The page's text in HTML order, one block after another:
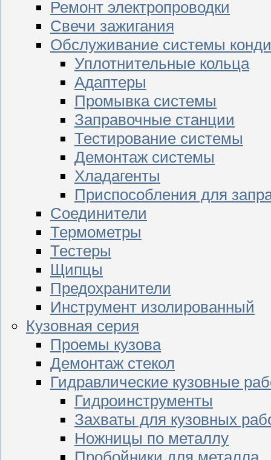
Ремонт электропроводки
Свечи зажигания
Обслуживание системы
Уплотнительные кольца
Адаптеры
Промывка системы
Заправочные станции
Тестирование системы
Демонтаж системы
Хладагенты
Приспособления для
Соединители
Термометры
Тестеры
Щипцы
Предохранители
Инструмент изолированный
Кузовная серия
Проемы кузова
Демонтаж стекол
Гидравлические кузовные
Гидроинструменты
Захваты для кузовных
Ножницы по металлу